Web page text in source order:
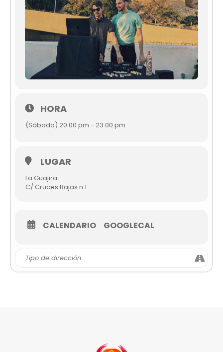
HORA
(Sábado) 20:00 pm - 23:00 pm
LUGAR
La Guajira
C/ Cruces Bajas n 1
CALENDARIO GOOGLECAL